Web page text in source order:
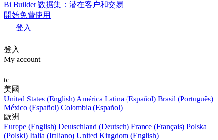
Bi Builder 数据集：潜在客户和交易
開始免費使用
登入
登入
My account
tc
美國
United States (English) América Latina (Español) Brasil (Português)
México (Español) Colombia (Español)
歐洲
Europe (English) Deutschland (Deutsch) France (Français) Polska
(Polski) Italia (Italiano) United Kingdom (English)